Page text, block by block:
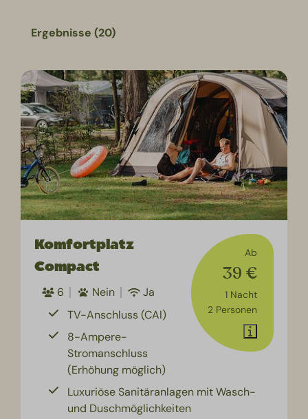
Ergebnisse (20)
Ab
39 €
1 Nacht
2 Personen
Komfortplatz
Compact
6 Nein
Ja
TV-Anschluss (CAI)
8-Ampere-
Stromanschluss
(Erhöhung möglich)
Luxuriöse Sanitäranlagen mit Wasch-
und Duschmöglichkeiten